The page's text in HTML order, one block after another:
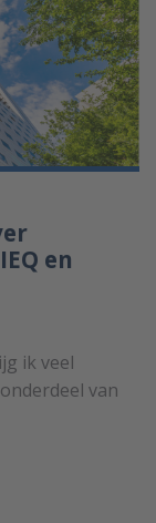
en
ik veel
van